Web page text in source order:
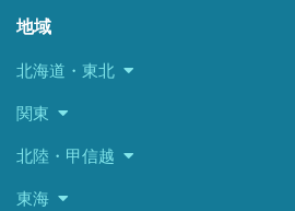
地域
北海道・東北
関東
北陸・甲信越
東海